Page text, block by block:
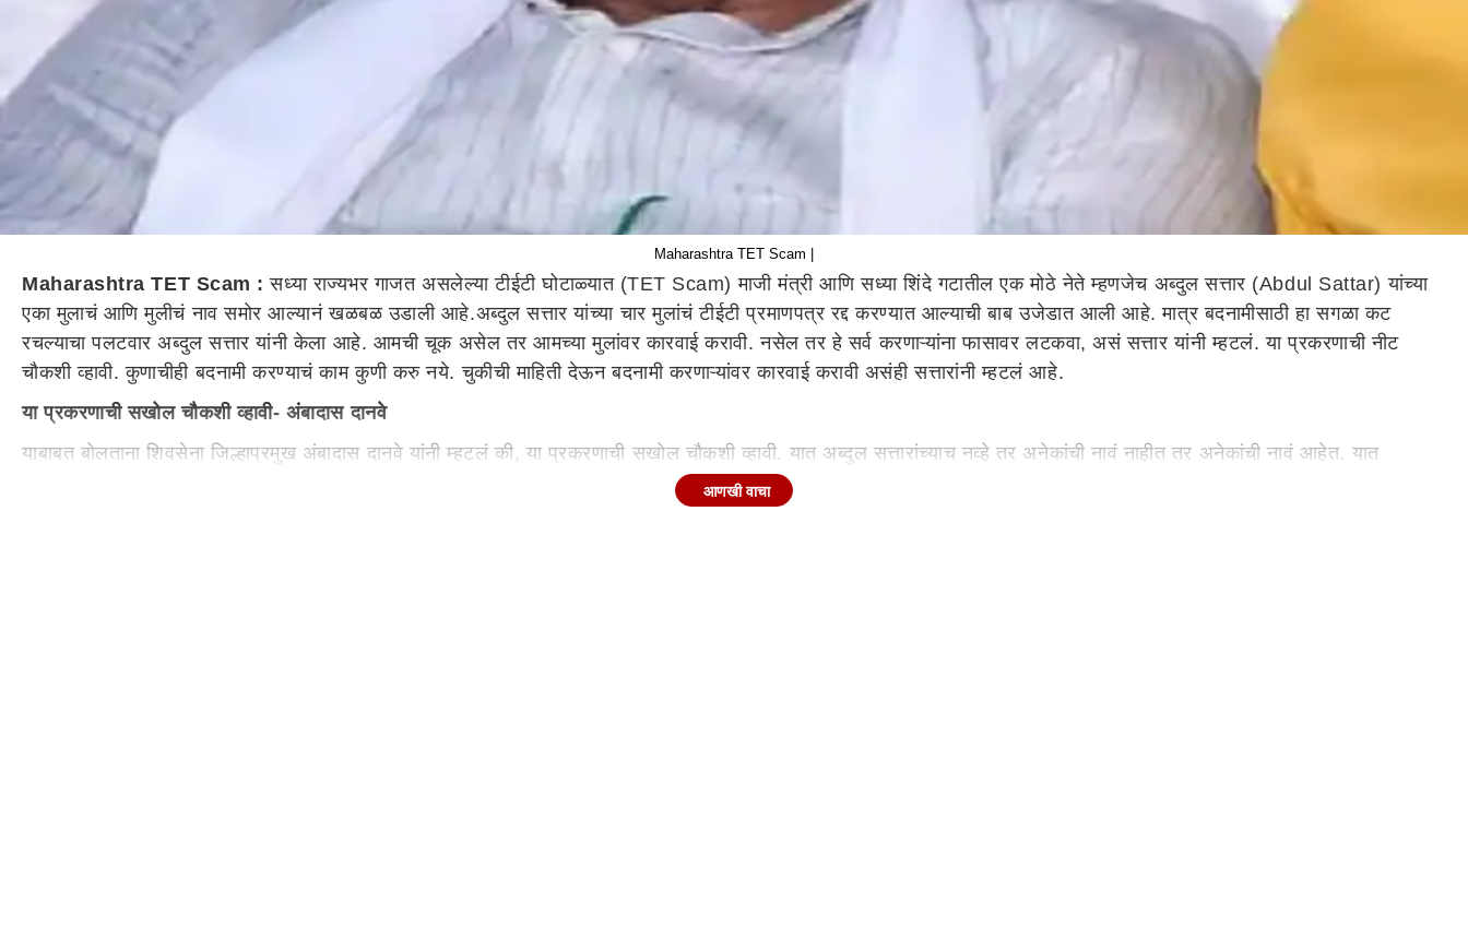
Maharashtra TET Scam |
Maharashtra TET Scam :सध्या राज्यभर गाजत असलेल्या टीईटी घोटाळ्यात (TET Scam) माजी मंत्री आणि सध्या शिंदे गटातील एक मोठे नेते म्हणजेच अब्दुल सत्तार (Abdul Sattar) यांच्या
एका मुलाचं आणि मुलीचं नाव समोर आल्यानं खळबळ उडाली आहे.अब्दुल सत्तार यांच्या चार मुलांचं टीईटी प्रमाणपत्र रद्द करण्यात आल्याची बाब उजेडात आली आहे. मात्र बदनामीसाठी हा सगळा कट
रचल्याचा पलटवार अब्दुल सत्तार यांनी केला आहे. आमची चूक असेल तर आमच्या मुलांवर कारवाई करावी. नसेल तर हे सर्व करणाऱ्यांना फासावर लटकवा, असं सत्तार यांनी म्हटलं. या प्रकरणाची नीट
चौकशी व्हावी. कुणाचीही बदनामी करण्याचं काम कुणी करु नये. चुकीची माहिती देऊन बदनामी करणाऱ्यांवर कारवाई करावी असंही सत्तारांनी म्हटलं आहे.
या प्रकरणाची सखोल चौकशी व्हावी- अंबादास दानवे
याबाबत बोलताना शिवसेना जिल्हाप्रमुख अंबादास दानवे यांनी म्हटलं की, या प्रकरणाची सखोल चौकशी व्हावी. यात अब्दुल सत्तारांच्याच नव्हे तर अनेकांची नावं नाहीत तर अनेकांची नावं आहेत. यात
विरोधकांचं षढयंत्र असण्याचा प्रश्न नाही. आम्ही या प्रकरणाच्या चौकशीची मागणी करत आहोत, कुणी दोषी असेल तर त्यांना शिक्षा व्हावी. या प्रकरणाची चौकशी सुरु आहे, त्यातच हे आढळलं आहे, असंही
ते म्हणाले. सत्तारांच्या मुलांचं शिक्षण आहे, त्यांना त्यामुळंच नियुक्ती मिळाली असेल. मी मुलांवर आरोप करणार नाही मात्र या प्रकरणाची चौकशी मात्र व्हायलाच हवी, असंही अंबादास दानवे म्हणाले.
आणखी वाचा